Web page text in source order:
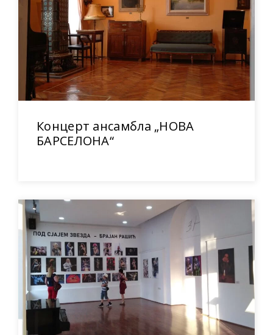
Концерт ансамбла „НОВА
БАРСЕЛОНА“